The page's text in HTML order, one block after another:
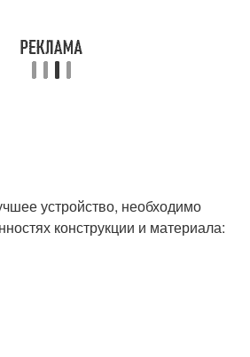
устройство, необходимо
конструкции и материала: